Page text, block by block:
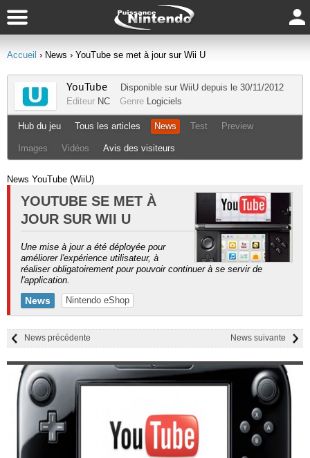
Accueil › News › YouTube se met à jour sur Wii U
YouTube Disponible sur WiiU depuis le 30/11/2012
Editeur NC Genre Logiciels
Hub du jeu Tous les articles News Test Preview
Images Vidéos Avis des visiteurs
News YouTube (WiiU)
YOUTUBE SE MET À
JOUR SUR WII U
Une mise à jour a été déployée pour
améliorer l'expérience utilisateur, à
réaliser obligatoirement pour pouvoir continuer à se servir de
l'application.
News Nintendo eShop
News suivante
News précédente